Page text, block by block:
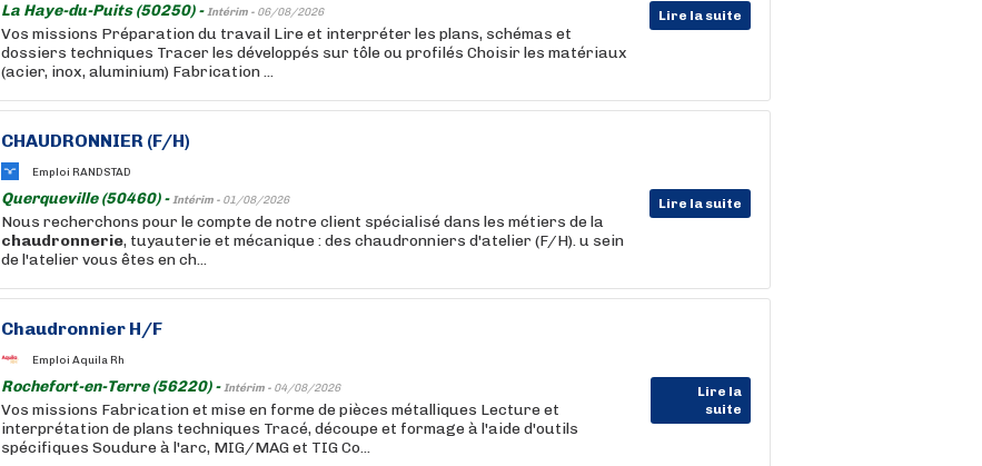
La Haye-du-Puits (50250) -Intérim - 06/08/2026 Lire la suite
Vos missions Préparation du travail Lire et interpréter les plans, schémas et
dossiers techniques Tracer les développés sur tôle ou profilés Choisir les matériaux
(acier, inox, aluminium) Fabrication ...
CHAUDRONNIER (F/H)
Emploi RANDSTAD
Querqueville (50460) -Intérim - 01/08/2026 Lire la suite
Nous recherchons pour le compte de notre client spécialisé dans les métiers de la
chaudronnerie, tuyauterie et mécanique : des chaudronniers d'atelier (F/H). u sein
de l'atelier vous êtes en ch...
Chaudronnier H/F
Emploi Aquila Rh
Rochefort-en-Terre (56220) -Intérim - 04/08/2026
Lire la
suite
Vos missions Fabrication et mise en forme de pièces métalliques Lecture et
interprétation de plans techniques Tracé, découpe et formage à l'aide d'outils
spécifiques Soudure à l'arc, MIG/MAG et TIG Co...